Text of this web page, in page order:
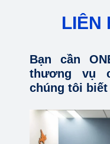
LIÊN
Bạn cần
thương vụ
chúng tôi biết